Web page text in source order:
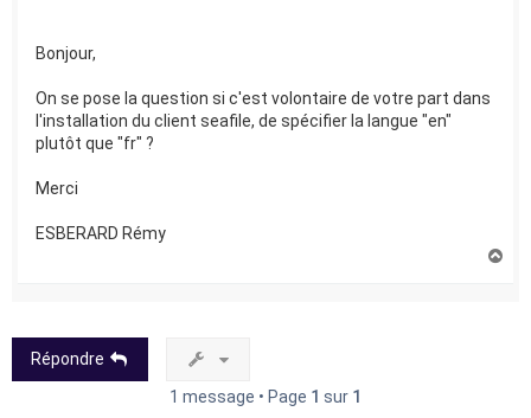
Bonjour,
On se pose la question si c'est volontaire de votre part dans
l'installation du client seafile, de spécifier la langue "en"
plutôt que "fr" ?
Merci
ESBERARD Rémy
Répondre
1 message • Page 1 sur 1